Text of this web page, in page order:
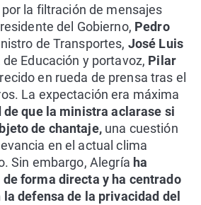
la filtración de mensajes
del Gobierno, Pedro
de Transportes, José Luis
Educación y portavoz, Pilar
en rueda de prensa tras el
La expectación era máxima
de que la ministra aclarase si
de chantaje,una cuestión
en el actual clima
Sin embargo, Alegría ha
forma directa y ha centrado
defensa de la privacidad del